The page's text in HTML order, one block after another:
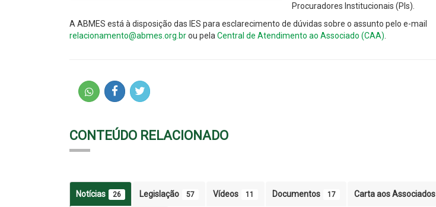
Procuradores Institucionais (PIs).
A ABMES está à disposição das IES para esclarecimento de dúvidas sobre o assunto pelo e-mail
relacionamento@abmes.org.brou pela Central de Atendimento ao Associado (CAA)
CONTEÚDO RELACIONADO
Notícias 26 Legislação 57 Vídeos 11 Documentos 17 Carta aos Associados